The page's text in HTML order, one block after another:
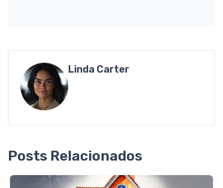
Linda Carter
Posts Relacionados